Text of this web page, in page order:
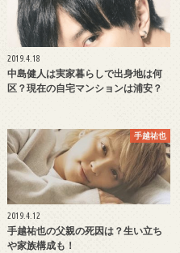
2019.4.18
中島健人は実家暮らしで出身地は何
区？現在の自宅マンションは浦安？
手越祐也
2019.4.12
手越祐也の父親の死因は？生い立ち
や家族構成も！